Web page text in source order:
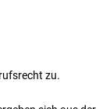
zu.